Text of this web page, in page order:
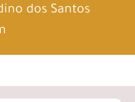
dos Santos